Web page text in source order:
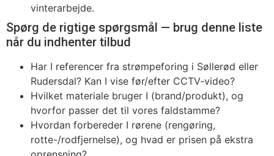
vinterarbejde.
Spørg de rigtige spørgsmål — brug denne liste
når du indhenter tilbud
Har I referencer fra strømpeforing i Søllerød eller
Rudersdal? Kan I vise før/efter CCTV‑video?
Hvilket materiale bruger I (brand/produkt), og
hvorfor passer det til vores faldstamme?
Hvordan forbereder I rørene (rengøring,
rotte-/rodfjernelse), og hvad er prisen på ekstra